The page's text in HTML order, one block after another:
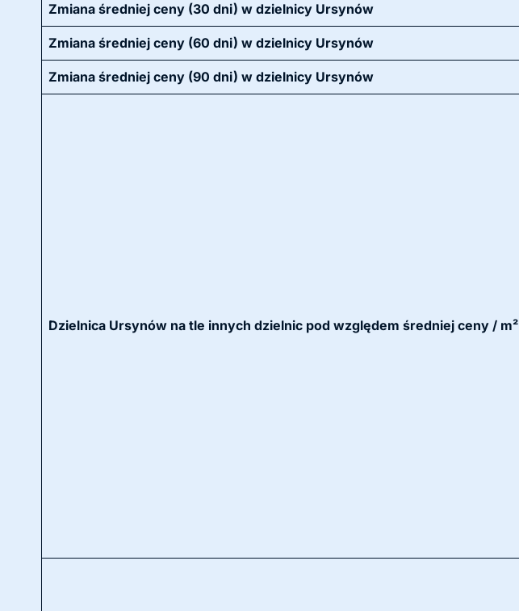
Zmiana średniej ceny (30 dni) w dzielnicy Ursynów
Zmiana średniej ceny (60 dni) w dzielnicy Ursynów
Zmiana średniej ceny (90 dni) w dzielnicy Ursynów
Dzielnica Ursynów na tle innych dzielnic pod względem średniej ceny / m²